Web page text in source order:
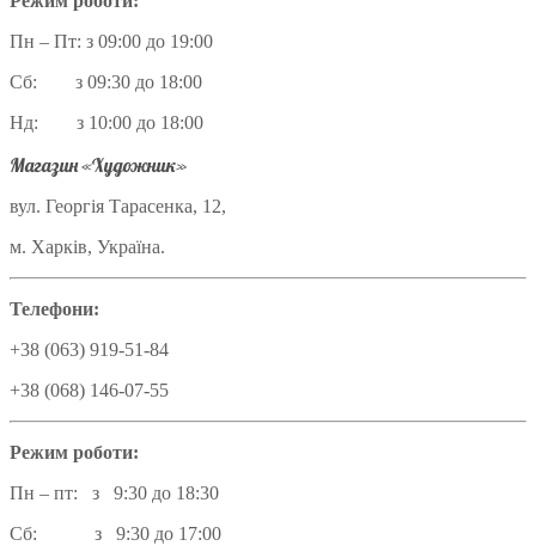
Пн – Пт: з 09:00 до 19:00
Сб: з 09:30 до 18:00
Нд: з 10:00 до 18:00
Магазин «Художник»
вул. Георгія Тарасенка, 12,
м. Харків, Україна.
Телефони:
+38 (063) 919-51-84
+38 (068) 146-07-55
Режим роботи:
Пн – пт: з 9:30 до 18:30
Сб: з 9:30 до 17:00